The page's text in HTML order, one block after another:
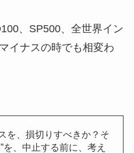
、SP500、全世界イン
イナスの時でも相変わ
を、損切りすべきか？そ
を、中止する前に、考え